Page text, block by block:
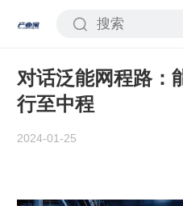
对话泛能网程路：
行至中程
2024-01-25